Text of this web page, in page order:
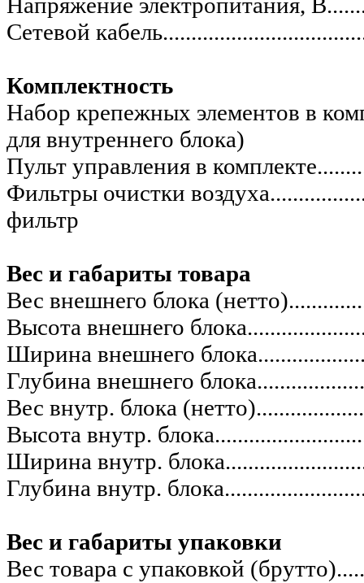
Сетевой
Комплектность
Набор крепежных элементов в
для внутреннего блока)
Пульт управления в
Фильтры очистки
фильтр
Вес и габариты товара
Вес внешнего блока
Высота внешнего
Ширина внешнего
Глубина внешнего
Вес внутр. блока
Высота внутр.
Ширина внутр.
Глубина внутр.
Вес и габариты упаковки
Вес товара с упаковкой